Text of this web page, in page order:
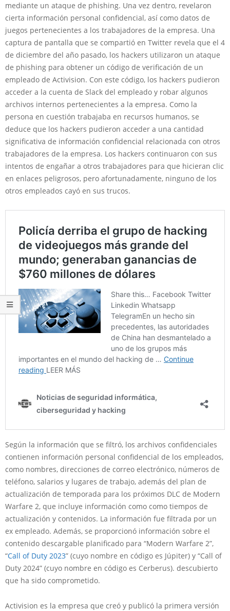
mediante un ataque de phishing. Una vez dentro, revelaron
cierta información personal confidencial, así como datos de
juegos pertenecientes a los trabajadores de la empresa. Una
captura de pantalla que se compartió en Twitter revela que el 4
de diciembre del año pasado, los hackers utilizaron un ataque
de phishing para obtener un código de verificación de un
empleado de Activision. Con este código, los hackers pudieron
acceder a la cuenta de Slack del empleado y robar algunos
archivos internos pertenecientes a la empresa. Como la
persona en cuestión trabajaba en recursos humanos, se
deduce que los hackers pudieron acceder a una cantidad
significativa de información confidencial relacionada con otros
trabajadores de la empresa. Los hackers continuaron con sus
intentos de engañar a otros trabajadores para que hicieran clic
en enlaces peligrosos, pero afortunadamente, ninguno de los
otros empleados cayó en sus trucos.
Según la información que se filtró, los archivos confidenciales
contienen información personal confidencial de los empleados,
como nombres, direcciones de correo electrónico, números de
teléfono, salarios y lugares de trabajo, además del plan de
actualización de temporada para los próximos DLC de Modern
Warfare 2, que incluye información como como tiempos de
actualización y contenidos. La información fue filtrada por un
ex empleado. Además, se proporcionó información sobre el
contenido descargable planificado para “Modern Warfare 2”,
“Call of Duty 2023” (cuyo nombre en código es Júpiter) y “Call of
Duty 2024” (cuyo nombre en código es Cerberus). descubierto
que ha sido comprometido.
Activision es la empresa que creó y publicó la primera versión